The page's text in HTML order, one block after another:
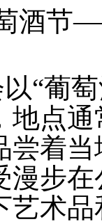
酒节
“葡
地点
尝着
漫步
艺术